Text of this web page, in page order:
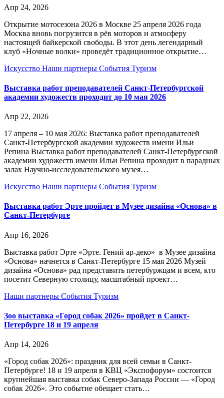
Апр 24, 2026
Открытие мотосезона 2026 в Москве 25 апреля 2026 года
Москва вновь погрузится в рёв моторов и атмосферу
настоящей байкерской свободы. В этот день легендарный
клуб «Ночные волки» проведёт традиционное открытие…
Искусство Наши партнеры События Туризм
Выставка работ преподавателей Санкт-Петербургской
академии художеств проходит до 10 мая 2026
Апр 22, 2026
17 апреля – 10 мая 2026: Выставка работ преподавателей
Санкт-Петербургской академии художеств имени Ильи
Репина Выставка работ преподавателей Санкт-Петербургской
академии художеств имени Ильи Репина проходит в парадных
залах Научно-исследовательского музея…
Искусство Наши партнеры События Туризм
Выставка работ Эрте пройдет в Музее дизайна «Основа» в
Санкт-Петербурге
Апр 16, 2026
Выставка работ Эрте «Эрте. Гений ар-деко» в Музее дизайна
«Основа» начнется в Санкт-Петербурге 15 мая 2026 Музей
дизайна «Основа» рад представить петербуржцам и всем, кто
посетит Северную столицу, масштабный проект…
Наши партнеры События Туризм
Зоо выставка «Город собак 2026» пройдет в Санкт-
Петербурге 18 и 19 апреля
Апр 14, 2026
«Город собак 2026»: праздник для всей семьи в Санкт-
Петербурге! 18 и 19 апреля в КВЦ «Экспофорум» состоится
крупнейшая выставка собак Северо-Запада России — «Город
собак 2026». Это событие обещает стать…